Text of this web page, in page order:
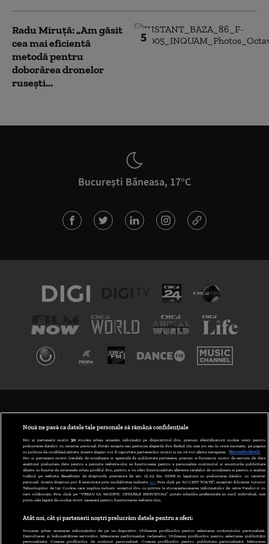
5
Radu Miruță: „Am găsit
cea mai eficientă
metodă pentru
doborârea dronelor
rusești...
București Băneasa, 17°C
ABONARE DIGI TV
GESTIONAȚI PREFERINȚELE
CODUL DIGI24
CAMERE WEB
CONTACT/INFO
Nouă ne pasă ca datele tale personale să rămână confidențiale
Noi și partenerii noștri 30stocăm și/sau accesăm informații pe dispozitivul dvs., precum identificatorii cookie unici pentru
prelucrarea datelor cu caracter personal. Puteți accepta sau gestiona alegerile dvs. făcând clic mai jos sau în orice moment, pe pagina
cu politica de confidențialitate. Aceste alegeri vor fi raportate partenerilor noștri și nu vă vor afecta navigarea.
Mai multe detalii
Noi si partenerii nostri (retelele de socializare si agentiile de publicitate partenere, precum si furnizorii nostri de servicii de date
analitice) prelucram date pentru a permite website-ului sa functioneze, pentru a personaliza continutul si anunturile publicitare
afisate in functie de interesele si/sau profilul dvs., pentru a va oferi functionalitati aferente retelelor de socializare si pentru a analiza
traficul pe website. Beneficiati de drepturile prevazute de art. 15-22 din GDPR in legatura cu prelucrarea datelor cu caracter
personal. Aceste drepturi pot fi exercitate prin modalitatea indicata aici. Prin click pe “ACCEPT TOATE”, acceptati folosirea tuturor
Tehnologiilor de tip Cookie, care implica inclusiv acceptul dvs. cu privire la stocarea/accesarea informatiilor de catre Vendor-ii cu
care colaboram. Prin click pe “VREAU SA MODIFIC SETARILE INDIVIDUAL” puteti schimba preferintele in mod individual, mai
putin cele legate de cookie strict necesare pentru functionarea website-ului.
Atât noi, cât și partenerii noștri prelucrăm datele pentru a oferi:
Stocarea și/sau accesarea informațiilor de pe un dispozitiv. Utilizarea profilurilor pentru selectarea conținutului personalizat.
Dezvoltarea și îmbunătățirea serviciilor. Măsurarea performanței reclamelor. Utilizarea profilurilor pentru selectarea publicității
personalizate. Crearea profilurilor de conținut personalizat. Crearea profilurilor pentru publicitate personalizată. Măsurarea